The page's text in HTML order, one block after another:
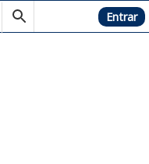
Hemeroteca Entrar